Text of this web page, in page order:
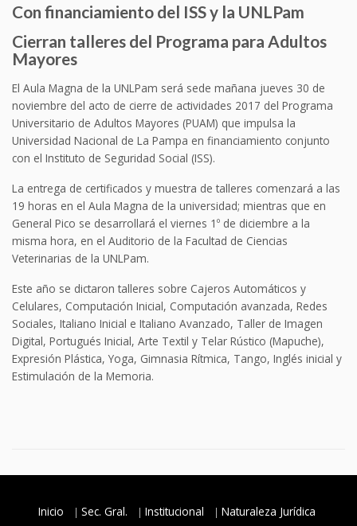
Con financiamiento del ISS y la UNLPam
Cierran talleres del Programa para Adultos
Mayores
El Aula Magna de la UNLPam será sede mañana jueves 30 de
noviembre del acto de cierre de actividades 2017 del Programa
Universitario de Adultos Mayores (PUAM) que impulsa la
Universidad Nacional de La Pampa en financiamiento conjunto
con el Instituto de Seguridad Social (ISS).
La entrega de certificados y muestra de talleres comenzará a las
19 horas en el Aula Magna de la universidad; mientras que en
General Pico se desarrollará el viernes 1º de diciembre a la
misma hora, en el Auditorio de la Facultad de Ciencias
Veterinarias de la UNLPam.
Este año se dictaron talleres sobre Cajeros Automáticos y
Celulares, Computación Inicial, Computación avanzada, Redes
Sociales, Italiano Inicial e Italiano Avanzado, Taller de Imagen
Digital, Portugués Inicial, Arte Textil y Telar Rústico (Mapuche),
Expresión Plástica, Yoga, Gimnasia Rítmica, Tango, Inglés inicial y
Estimulación de la Memoria.
Inicio Sec. Gral. Institucional
Naturaleza Jurídica